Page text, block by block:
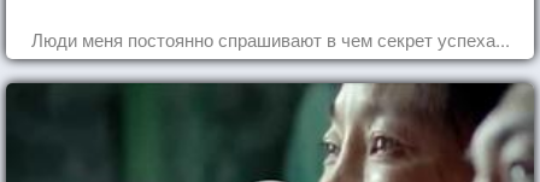
Люди меня постоянно спрашивают в чем секрет успеха...